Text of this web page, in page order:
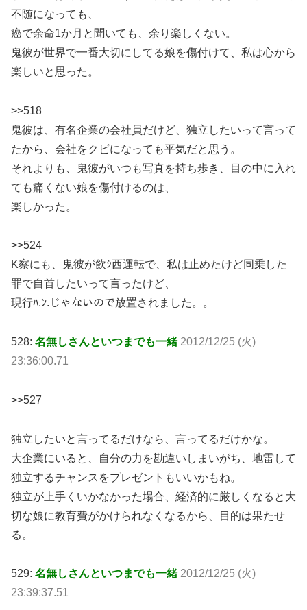
不随になっても、
癌で余命1か月と聞いても、余り楽しくない。
鬼彼が世界で一番大切にしてる娘を傷付けて、私は心から
楽しいと思った。
>>518
鬼彼は、有名企業の会社員だけど、独立したいって言って
たから、会社をクビになっても平気だと思う。
それよりも、鬼彼がいつも写真を持ち歩き、目の中に入れ
ても痛くない娘を傷付けるのは、
楽しかった。
>>524
K察にも、鬼彼が飲ｼ西運転で、私は止めたけど同乗した
罪で自首したいって言ったけど、
現行ﾊ.ﾝ.じゃないので放置されました。。
528: 名無しさんといつまでも一緒 2012/12/25 (火)
23:36:00.71
>>527
独立したいと言ってるだけなら、言ってるだけかな。
大企業にいると、自分の力を勘違いしまいがち、地雷して
独立するチャンスをプレゼントもいいかもね。
独立が上手くいかなかった場合、経済的に厳しくなると大
切な娘に教育費がかけられなくなるから、目的は果たせ
る。
529: 名無しさんといつまでも一緒2012/12/25 (火)
23:39:37.51